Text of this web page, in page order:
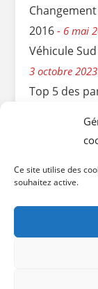
Ce site utilise des
souhaitez active.
2016
6 mai
Véhicule
3 octobre 2023
Top 5 des
Remplir
SARL SUD